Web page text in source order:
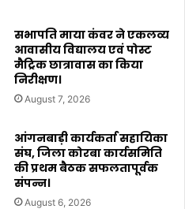
सभापति माया कंवर ने एकलव्य
आवासीय विद्यालय एवं पोस्ट
मैट्रिक छात्रावास का किया
निरीक्षण।
August 7, 2026
आंगनबाड़ी कार्यकर्ता सहायिका
संघ, जिला कोरबा कार्यसमिति
की प्रथम बैठक सफलतापूर्वक
संपन्न।
August 6, 2026